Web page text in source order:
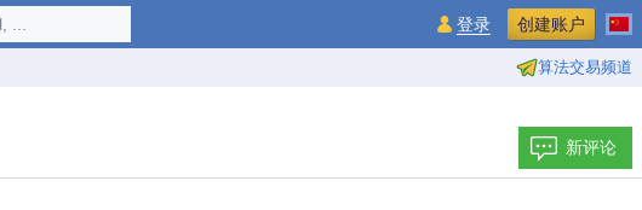
算法交易频道
... 登录 创建账户
新评论